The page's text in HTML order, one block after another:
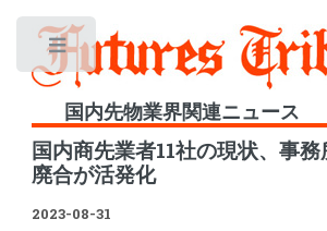
国内先物業界関連ニュース
国内商先業者11社の現状、事
廃合が活発化
2023-08-31
Toggle